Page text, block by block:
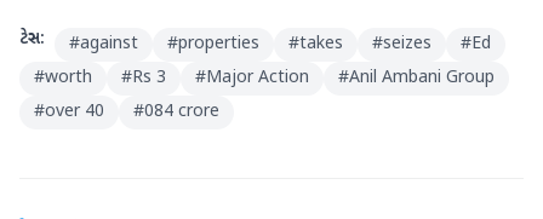
ટેગ્સ: #against #properties #takes #seizes #Ed
#worth #Rs 3 #Major Action #Anil Ambani Group
#over 40 #084 crore